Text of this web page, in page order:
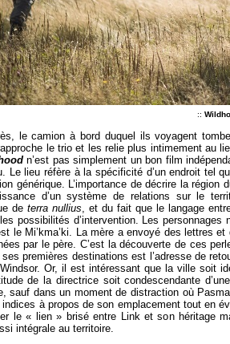
::
le camion à bord duquel ils voyagent
le trio et les relie plus intimement au
n’est pas simplement un bon film
Le lieu réfère à la spécificité d’un endroit tel
générique. L’importance de décrire la région
d’un système de relations sur le
de terra nullius, et du fait que le langage
possibilités d’intervention. Les
le Mi’kma’ki. La mère a envoyé des lettres
par le père. C’est la découverte de ces
ses premières destinations est l’adresse de
Or, il est intéressant que la ville soit
de la directrice soit condescendante
sauf dans un moment de distraction où
indices à propos de son emplacement tout en
le « lien » brisé entre Link et son héritage
intégrale au territoire.